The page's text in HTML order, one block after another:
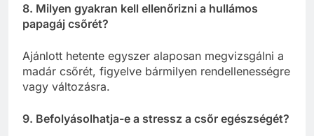
8. Milyen gyakran kell ellenőrizni a hullámos
papagáj csőrét?
Ajánlott hetente egyszer alaposan megvizsgálni a
madár csőrét, figyelve bármilyen rendellenességre
vagy változásra.
9. Befolyásolhatja-e a stressz a csőr egészségét?